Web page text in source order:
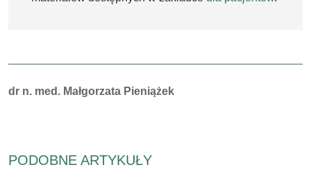
Autorzy:
dr n. med. Małgorzata Pieniążek
PODOBNE ARTYKUŁY